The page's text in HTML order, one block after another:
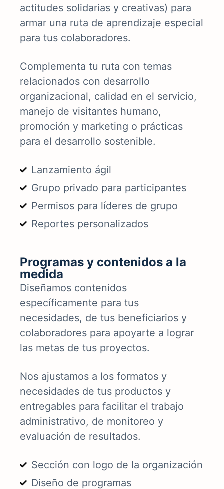
actitudes solidarias y creativas) para
armar una ruta de aprendizaje especial
para tus colaboradores.
Complementa tu ruta con temas
relacionados con desarrollo
organizacional, calidad en el servicio,
manejo de visitantes humano,
promoción y marketing o prácticas
para el desarrollo sostenible.
Lanzamiento ágil
Grupo privado para participantes
Permisos para líderes de grupo
Reportes personalizados
Programas y contenidos a la
medida
Diseñamos contenidos
específicamente para tus
necesidades, de tus beneficiarios y
colaboradores para apoyarte a lograr
las metas de tus proyectos.
Nos ajustamos a los formatos y
necesidades de tus productos y
entregables para facilitar el trabajo
administrativo, de monitoreo y
evaluación de resultados.
Sección con logo de la organización
Diseño de programas